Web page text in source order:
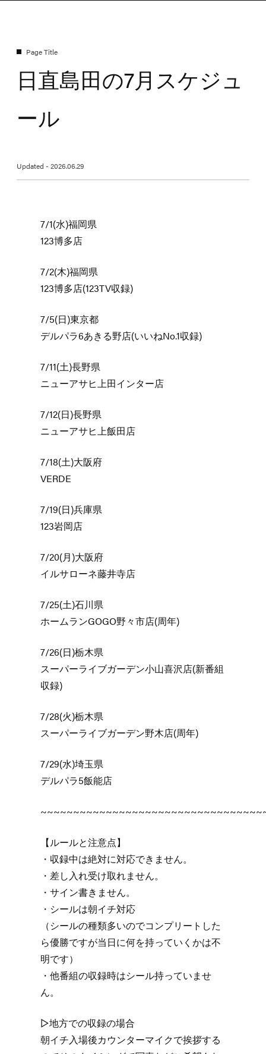
日直島田の7月スケジュ
ール
Updated - 2026.06.29
7/1(水)福岡県
123博多店
7/2(木)福岡県
123博多店(123TV収録)
7/5(日)東京都
デルパラ6あきる野店(いいねNo.1収録)
7/11(土)長野県
ニューアサヒ上田インター店
7/12(日)長野県
ニューアサヒ上飯田店
7/18(土)大阪府
VERDE
7/19(日)兵庫県
123岩岡店
7/20(月)大阪府
イルサローネ藤井寺店
7/25(土)石川県
ホームランGOGO野々市店(周年)
7/26(日)栃木県
スーパーライブガーデン小山喜沢店(新番組
収録)
7/28(火)栃木県
スーパーライブガーデン野木店(周年)
7/29(水)埼玉県
デルパラ5飯能店
【ルールと注意点】
・収録中は絶対に対応できません。
・差し入れ受け取れません。
・サイン書きません。
・シールは朝イチ対応
（シールの種類多いのでコンプリートした
ら優勝ですが当日に何を持っていくかは不
明です）
・他番組の収録時はシール持っていませ
ん。
▷地方での収録の場合
朝イチ入場後カウンターマイクで挨拶する